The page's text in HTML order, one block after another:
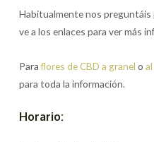
Habitualmente nos
ve a los enlaces para ver más
Paraflores de CBD a granel o
para toda la información.
Horario: